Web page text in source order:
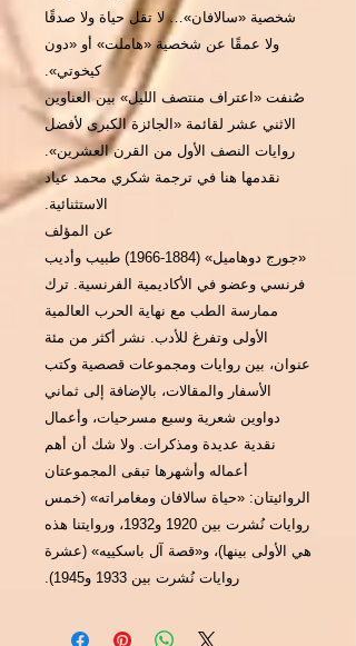
شخصية «سالافان»… لا تقل حياة ولا صدقًا
ولا عمقًا عن شخصية «هاملت» أو «دون
كيخوتي».
صُنفت «اعتراف منتصف الليل» بين العناوين
الاثني عشر لقائمة «الجائزة الكبرى لأفضل
روايات النصف الأول من القرن العشرين».
نقدمها هنا في ترجمة شكري محمد عياد
الاستثنائية.
عن المؤلف
«جورج دوهاميل» (1884-1966) طبيب وأديب
فرنسي وعضو في الأكاديمية الفرنسية. ترك
ممارسة الطب مع نهاية الحرب العالمية
الأولى وتفرغ للأدب. نشر أكثر من مئة
عنوان، بين روايات ومجموعات قصصية وكتب
الأسفار والمقالات، بالإضافة إلى ثماني
دواوين شعرية وسبع مسرحيات، وأعمال
نقدية عديدة ومذكرات. ولا شك أن أهم
أعماله وأشهرها تبقى المجموعتان
الروائيتان: «حياة سالافان ومغامراته» (خمس
روايات نُشرت بين 1920 و1932، وروايتنا هذه
هي الأولى بينها)، و«قصة آل باسكييه» (عشرة
روايات نُشرت بين 1933 و1945).